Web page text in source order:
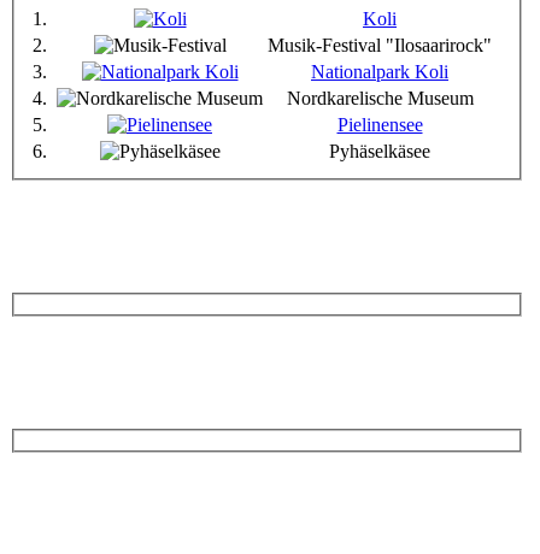
1.
Koli
2.
Musik-Festival "Ilosaarirock"
3.
Nationalpark Koli
4.
Nordkarelische Museum
5.
Pielinensee
6.
Pyhäselkäsee